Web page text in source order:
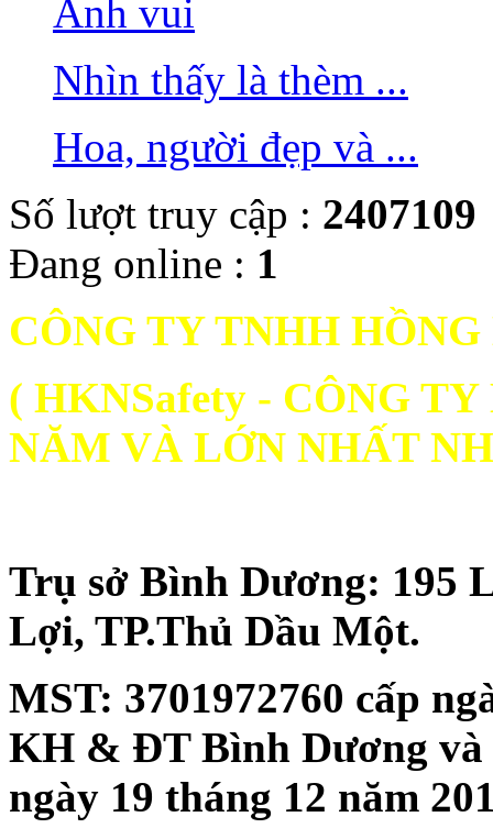
Ảnh vui
Nhìn thấy là thèm ...
Hoa, người đẹp và ...
Số lượt truy cập : 2407109
Đang online : 1
CÔNG TY TNHH
( HKNSafety - CÔNG
NĂM VÀ LỚN NHẤT
Trụ sở Bình Dương: 195
Lợi, TP.Thủ Dầu Một.
MST: 3701972760 cấp
KH & ĐT Bình Dương
ngày 19 tháng 12 năm